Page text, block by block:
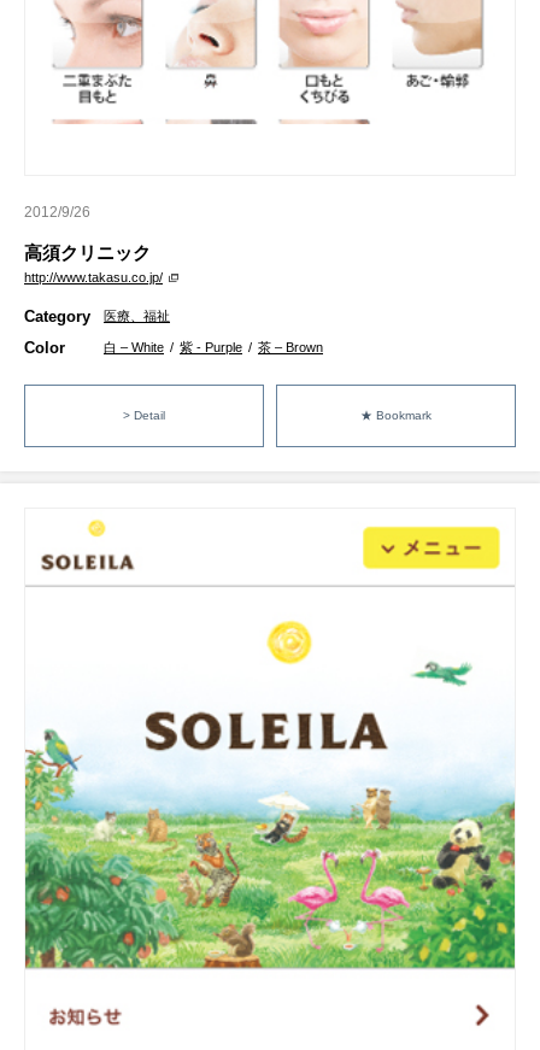
2012/9/26
高須クリニック
http://www.takasu.co.jp/
Category 医療、福祉
Color 白 – White / 紫 - Purple / 茶 – Brown
> Detail ★ Bookmark